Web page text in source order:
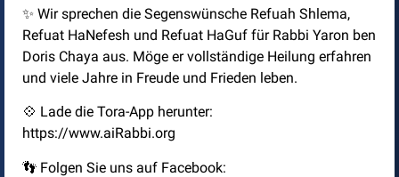
✨ Wir sprechen die Segenswünsche Refuah Shlema,
Refuat HaNefesh und Refuat HaGuf für Rabbi Yaron ben
Doris Chaya aus. Möge er vollständige Heilung erfahren
und viele Jahre in Freude und Frieden leben.
💠 Lade die Tora-App herunter:
https://www.aiRabbi.org
👣 Folgen Sie uns auf Facebook: